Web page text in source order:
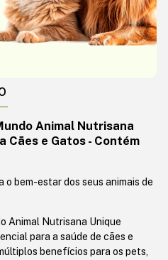
Animal Nutrisana
Cães e Gatos - Contém
bem-estar dos seus animais de
Animal Nutrisana Unique
para a saúde de cães e
benefícios para os pets,